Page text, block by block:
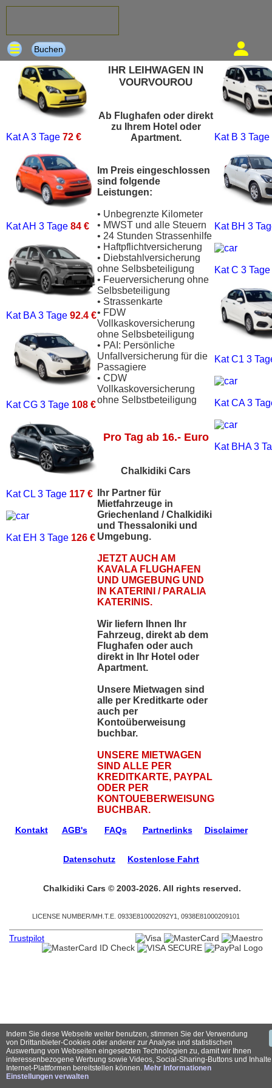
Indem Sie diese Webseite weiter benutzen, stimmen Sie der Verwendung
von Drittanbieter-Cookies oder anderer zur Analyse und statistischen
Auswertung von Webseiten eingesetzten Technologien zu, damit wir Ihnen
interessenbezogene Werbung sowie Videos, Social-Sharing-Buttons und
Internet-Plattformen bereitstellen können. Mehr Informationen
Einstellungen verwalten
Buchen
Kat A3 Tage 72 €
Kat AH 3 Tage 84 €
Kat BA3 Tage 92.4 €
Kat CG 3 Tage 108 €
Kat CL 3 Tage 117 €
Kat EH 3 Tage 126 €
IHR LEIHWAGEN IN
VOURVOUROU
Ab Flughafen oder direkt
zu Ihrem Hotel oder
Apartment.
Im Preis eingeschlossen
sind folgende
Leistungen:
• Unbegrenzte Kilometer
• MWST und alle Steuern
• 24 Stunden Strassenhilfe
• Haftpflichtversicherung
• Diebstahlversicherung
ohne Selbsbeteiligung
• Feuerversicherung ohne
Selbsbeteiligung
• Strassenkarte
• FDW
Vollkaskoversicherung
ohne Selbsbeteiligung
• PAI: Persönliche
Unfallversicherung für die
Passagiere
• CDW
Vollkaskoversicherung
ohne Selbstbeteiligung
Pro Tag ab 16.- Euro
Chalkidiki Cars
Ihr Partner für
Mietfahrzeuge in
Griechenland / Chalkidiki
und Thessaloniki und
Umgebung.
JETZT AUCH AM
KAVALA FLUGHAFEN
UND UMGEBUNG UND
IN KATERINI / PARALIA
KATERINIS.
Wir liefern Ihnen Ihr
Fahrzeug, direkt ab dem
Flughafen oder auch
direkt in Ihr Hotel oder
Apartment.
Unsere Mietwagen sind
alle per Kreditkarte oder
auch per
Kontoüberweisung
buchbar.
UNSERE MIETWAGEN
SIND ALLE PER
KREDITKARTE, PAYPAL
ODER PER
KONTOUEBERWEISUNG
BUCHBAR.
Kat B 3 Tage
Kat BH 3
Kat C 3 Tage
Kat C1 3
Kat CA3
Kat BHA3
Kontakt AGB's FAQs Partnerlinks Disclaimer
Datenschutz Kostenlose Fahrt
Chalkidiki Cars © 2003-2026. All rights reserved.
LICENSE NUMBER/ΜΗ.Τ.Ε. 0933Ε810002092Υ1, 0938Ε81000209101
Trustpilot